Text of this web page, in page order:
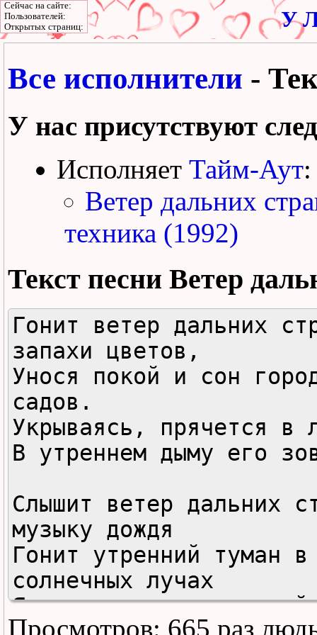
У
Все исполнители -
У нас присутствуют
Исполняет Тайм-Аут:
Ветер дальних
техника (1992)
Текст песни Ветер
Гонит ветер дальних
запахи цветов,
Унося покой и сон
садов.
Укрываясь, прячется в
В утреннем дыму его
Слышит ветер дальних
музыку дождя
Гонит утренний туман в
солнечных лучах
Я опять машу ему рукой
Просмотров: 665 раз
Сейчас на сайте:
Пользователей:
Открытых страниц: